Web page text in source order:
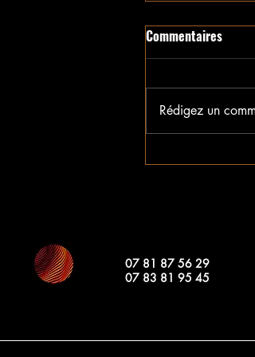
STIMUL -
Commentaires
Rédigez un
07 81 87 56 29
07 83 81 95 45